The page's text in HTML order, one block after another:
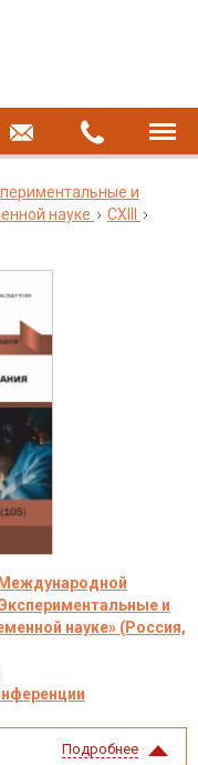
и
науке
CXIII
и
науке» (Россия,
Подробнее